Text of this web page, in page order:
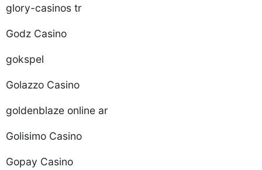
glory-casinos tr
Godz Casino
gokspel
Golazzo Casino
goldenblaze online ar
Golisimo Casino
Gopay Casino